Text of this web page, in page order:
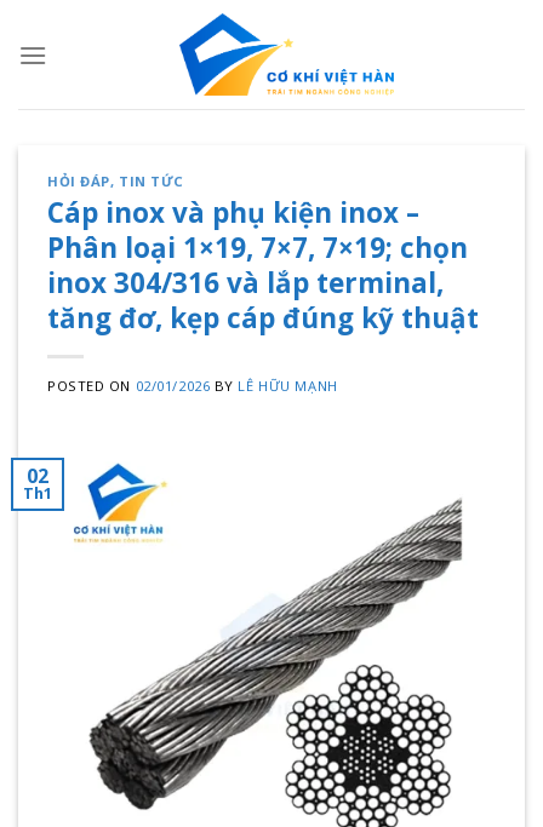
HỎI ĐÁP, TIN TỨC
Cáp inox và phụ kiện inox –
Phân loại 1×19, 7×7, 7×19; chọn
inox 304/316 và lắp terminal,
tăng đơ, kẹp cáp đúng kỹ thuật
POSTED ON 02/01/2026 BY LÊ HỮU MẠNH
02
Th1